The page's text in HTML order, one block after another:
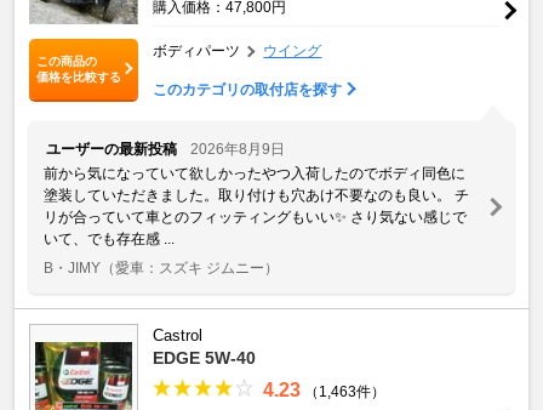
この商品の
価格を比較する
購入価格：47,800円
ボディパーツ ウイング
このカテゴリの取付店を探す
ユーザーの最新投稿
2026年8月9日
前から気になっていて欲しかったやつ入荷したのでボディ同色に
塗装していただきました。取り付けも穴あけ不要なのも良い。 チ
リが合っていて車とのフィッティングもいい✨️ さり気ない感じで
いて、でも存在感 ...
B・JIMY （愛車：スズキ ジムニー）
Castrol
EDGE 5W-40
4.23 （1,463件）